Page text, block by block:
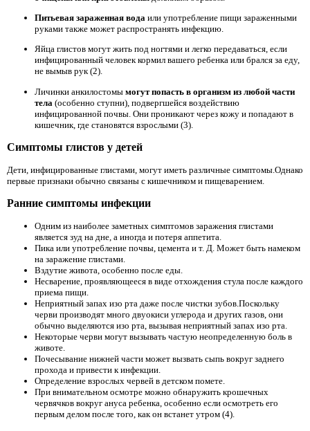
Питьевая зараженная вода или употребление пищи зараженными
руками также может распространять инфекцию.
Яйца глистов могут жить под ногтями и легко передаваться, если
инфицированный человек кормил вашего ребенка или брался за еду,
не вымыв рук (2).
Личинки анкилостомы могут попасть в организм из любой части
тела (особенно ступни), подвергшейся воздействию
инфицированной почвы. Они проникают через кожу и попадают в
кишечник, где становятся взрослыми (3).
Симптомы глистов у детей
Дети, инфицированные глистами, могут иметь различные симптомы.Однако
первые признаки обычно связаны с кишечником и пищеварением.
Ранние симптомы инфекции
Одним из наиболее заметных симптомов заражения глистами
является зуд на дне, а иногда и потеря аппетита.
Пика или употребление почвы, цемента и т. Д. Может быть намеком
на заражение глистами.
Вздутие живота, особенно после еды.
Несварение, проявляющееся в виде отхождения стула после каждого
приема пищи.
Неприятный запах изо рта даже после чистки зубов.Поскольку
черви производят много двуокиси углерода и других газов, они
обычно выделяются изо рта, вызывая неприятный запах изо рта.
Некоторые черви могут вызывать частую неопределенную боль в
животе.
Почесывание нижней части может вызвать сыпь вокруг заднего
прохода и привести к инфекции.
Определение взрослых червей в детском помете.
При внимательном осмотре можно обнаружить крошечных
червячков вокруг ануса ребенка, особенно если осмотреть его
первым делом после того, как он встанет утром (4).